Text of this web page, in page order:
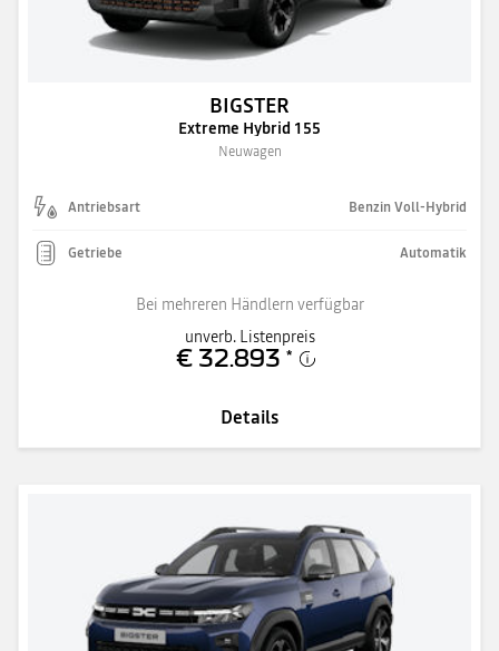
BIGSTER
Extreme Hybrid 155
Neuwagen
Antriebsart Benzin Voll-Hybrid
Getriebe Automatik
Bei mehreren Händlern verfügbar
unverb. Listenpreis
€ 32.893 *
Details